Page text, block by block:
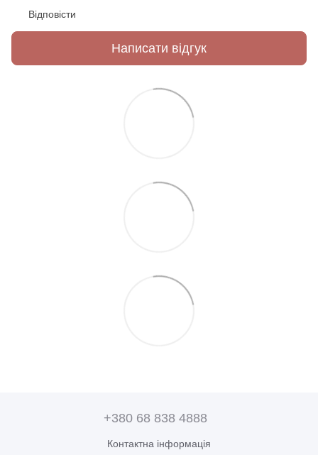
Відповісти
Написати відгук
+380 68 838 4888
Контактна інформація